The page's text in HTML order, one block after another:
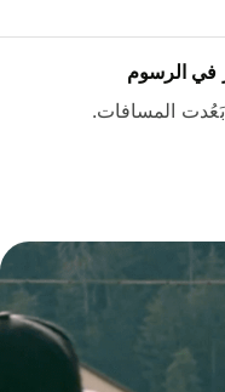
الرسوم
المسافات.